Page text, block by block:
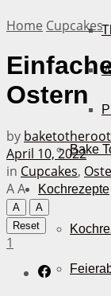
Bake
Kochrezepte
Home Cupcakes
Ostern
by
April 10, 2022
in Cupcakes,
AA
A
A
Reset
1